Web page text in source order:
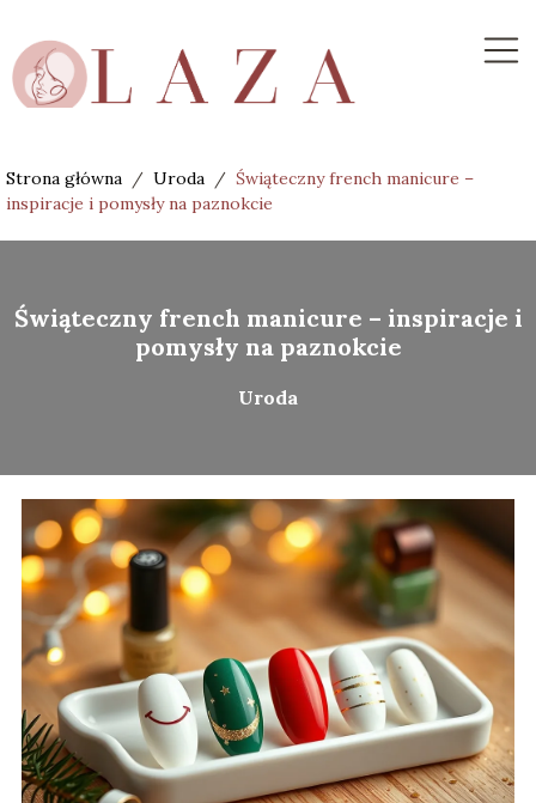
Strona główna / Uroda / Świąteczny french manicure –
inspiracje i pomysły na paznokcie
Świąteczny french manicure – inspiracje i
pomysły na paznokcie
Uroda